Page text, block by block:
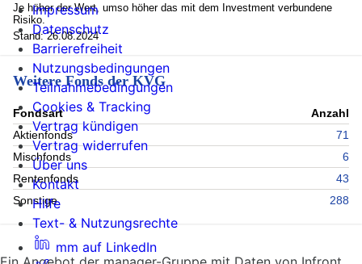
Je höher der Wert, umso höher das mit dem Investment verbundene
Risiko.
Stand: 26.08.2024
Weitere Fonds der KVG
Fondsart
Anzahl
Aktienfonds
71
Mischfonds
6
Rentenfonds
43
Sonstige
288
Impressum
Datenschutz
Barrierefreiheit
Nutzungsbedingungen
Teilnahmebedingungen
Cookies & Tracking
Vertrag kündigen
Vertrag widerrufen
Über uns
Kontakt
Hilfe
Text- & Nutzungsrechte
mm auf LinkedIn